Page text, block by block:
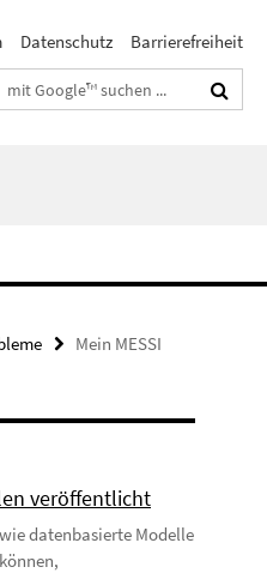
Datenschutz Barrierefreiheit
Suchbegriffe
Mein MESSI
veröffentlicht
datenbasierte Modelle